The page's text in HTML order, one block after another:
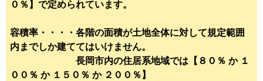
０％】で定められています。
容積率・・・・各階の面積が土地全体に対して規定範囲
内までしか建ててはいけません。
長岡市内の住居系地域では【８０％ か １
００％ か １５０％ か ２００％】